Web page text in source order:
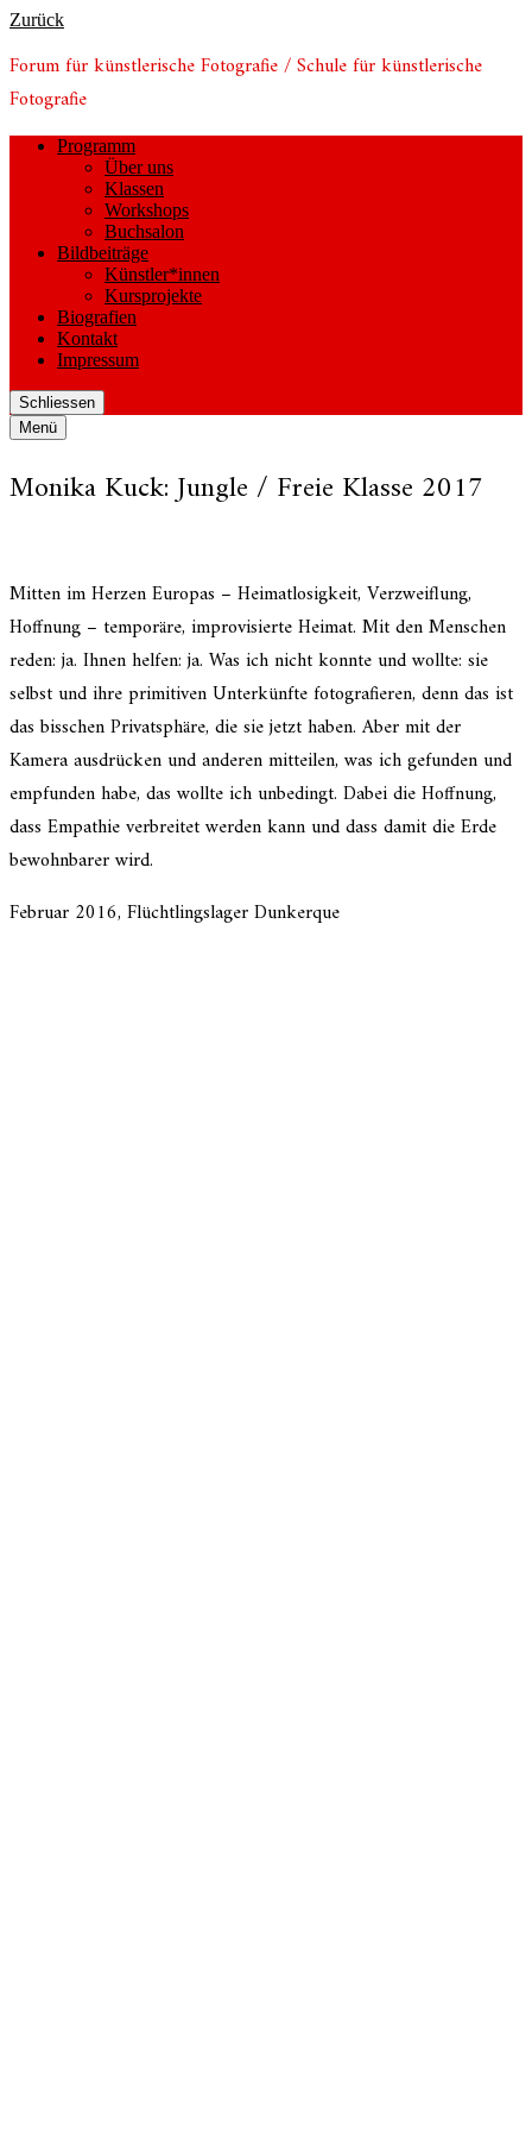
Zurück
Forum für künstlerische Fotografie / Schule für künstlerische
Fotografie
Programm
Über uns
Klassen
Workshops
Buchsalon
Bildbeiträge
Künstler*innen
Kursprojekte
Biografien
Kontakt
Impressum
Schliessen
Menü
Monika Kuck: Jungle /​ Freie Klasse 2017
Mitten im Herzen Europas – Heimatlosigkeit, Verzweiflung,
Hoffnung – tempo­räre, impro­vi­sierte Heimat. Mit den Menschen
reden: ja. Ihnen helfen: ja. Was ich nicht konnte und wollte: sie
selbst und ihre primi­ti­ven Unterkünfte fotogra­fie­ren, denn das ist
das bisschen Privatsphäre, die sie jetzt haben. Aber mit der
Kamera ausdrü­cken und anderen mittei­len, was ich gefun­den und
empfun­den habe, das wollte ich unbedingt. Dabei die Hoffnung,
dass Empathie verbrei­tet werden kann und dass damit die Erde
bewohn­ba­rer wird.
Februar 2016, Flüchtlingslager Dunkerque